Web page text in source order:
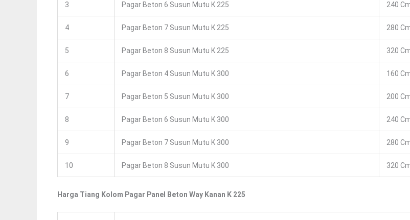
3 Pagar Beton 6 Susun Mutu K 225 240
4 Pagar Beton 7 Susun Mutu K 225 280
5 Pagar Beton 8 Susun Mutu K 225 320
6 Pagar Beton 4 Susun Mutu K 300 160
7 Pagar Beton 5 Susun Mutu K 300 200
8 Pagar Beton 6 Susun Mutu K 300 240
9 Pagar Beton 7 Susun Mutu K 300 280
10 Pagar Beton 8 Susun Mutu K 300 320
Harga Tiang Kolom Pagar Panel Beton Way Kanan K 225